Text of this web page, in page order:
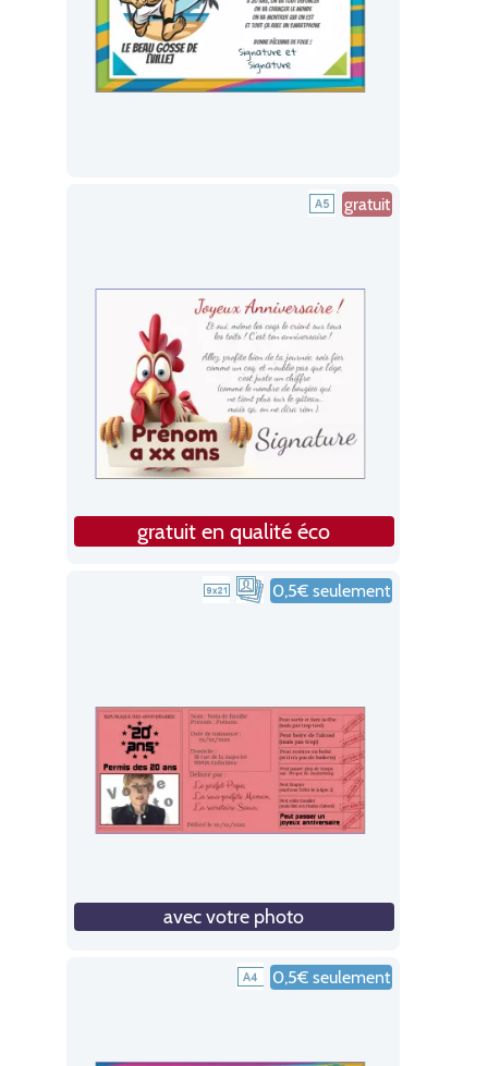
gratuit
gratuit en qualité éco
0,5€ seulement
avec votre photo
0,5€ seulement